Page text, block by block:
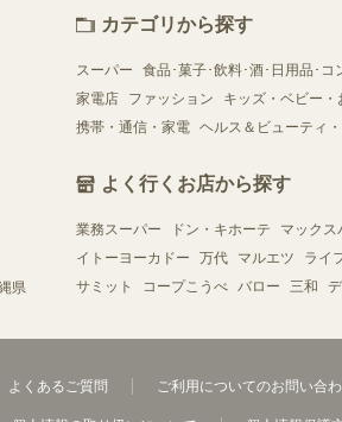
県
カテゴリから探す
スーパー 食品･菓子･飲料･酒･日用品･コ
家電店
ファッション キッズ・ベビー・
携帯・通信・家電 ヘルス＆ビューティ
よく行くお店から探す
業務スーパー ドン・キホーテ マックス
イトーヨーカドー
万代 マルエツ ライ
サミット
コープこうべ バロー 三和
よくあるご質問 ご利用についてのお問い合